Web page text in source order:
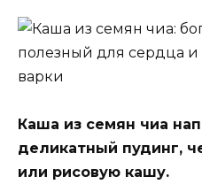
Каша из семян чиа
деликатный пудинг,
или рисовую кашу.